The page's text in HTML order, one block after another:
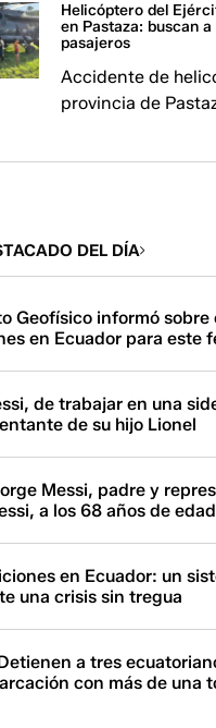
Helicóptero del
en Pastaza: buscan
pasajeros
Accidente de
provincia de
DEL DÍA
Geofísico informó sobre
en Ecuador para este
de trabajar en una
de su hijo Lionel
Messi, padre y
a los 68 años de edad
en Ecuador: un
una crisis sin tregua
a tres
con más de una